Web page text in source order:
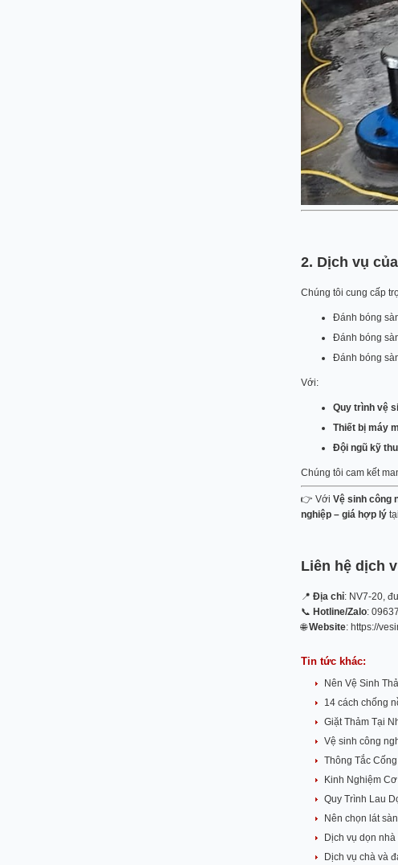
2. Dịch vụ
Chúng tôi cung cấp
Đánh bóng
Đánh bóng
Đánh bóng
Với:
Quy trình vệ
Thiết bị máy
Đội ngũ kỹ
Chúng tôi cam kết
👉 VớiVệ sinh công
nghiệp – giá hợp lý
Liên hệ dịch
📍 Địa chỉ: NV7-20,
📞 Hotline/Zalo:
🌐Website: https://
Tin tức khác:
Nên Vệ Sinh
14 cách chống
Giặt Thảm Tại
Vệ sinh công
Thông Tắc
Kinh Nghiệm
Quy Trình Lau
Nên chọn lát
Dịch vụ dọn
Dịch vụ chà và